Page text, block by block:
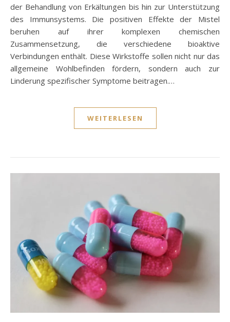
der Behandlung von Erkältungen bis hin zur Unterstützung
des Immunsystems. Die positiven Effekte der Mistel
beruhen auf ihrer komplexen chemischen
Zusammensetzung, die verschiedene bioaktive
Verbindungen enthält. Diese Wirkstoffe sollen nicht nur das
allgemeine Wohlbefinden fördern, sondern auch zur
Linderung spezifischer Symptome beitragen.…
WEITERLESEN